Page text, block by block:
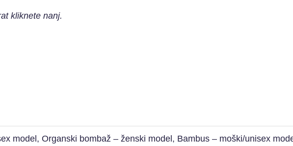
kliknete nanj.
model, Organski bombaž – ženski model, Bambus – moški/unisex